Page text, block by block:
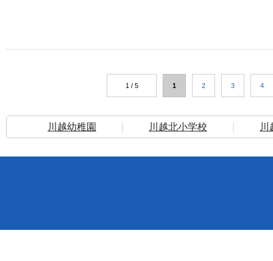
1 / 5 1 2 3 4
川越幼稚園 川越北小学校 川